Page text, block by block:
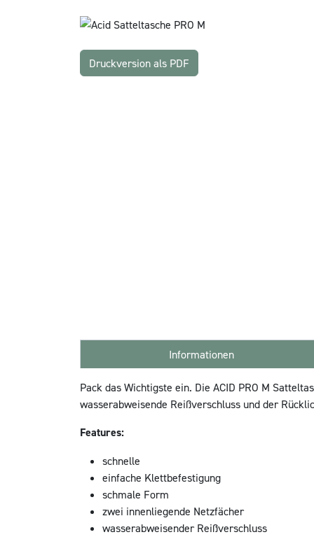
Druckversion als PDF
Informationen
Pack das Wichtigste ein. Die ACID PRO M
wasserabweisende Reißverschluss und der
Features:
schnelle
einfache Klettbefestigung
schmale Form
zwei innenliegende Netzfächer
wasserabweisender Reißverschluss